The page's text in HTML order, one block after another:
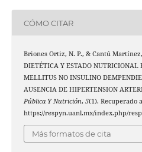
CÓMO CITAR
Briones Ortiz, N. P., & Cantú Martínez,
DIETÉTICA Y ESTADO NUTRICIONAL
MELLITUS NO INSULINO
AUSENCIA DE HIPERTENSION
Pública Y Nutrición, 5(1). Recuperado
https://respyn.uanl.mx/index.php/
Más formatos de cita